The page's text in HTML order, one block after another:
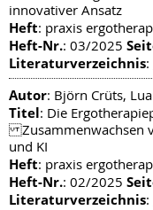
innovativer Ansatz
Heft: praxis
Heft-Nr.: 03/2025
Literaturverzeichnis:
Autor: Björn Crüts,
Titel: Die
Zusammenwachsen
und KI
Heft: praxis
Heft-Nr.: 02/2025
Literaturverzeichnis: